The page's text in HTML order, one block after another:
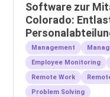
Software zur
Colorado:
Remote-Teams
Management
Employee Monitoring
Remote Work
Problem Solving